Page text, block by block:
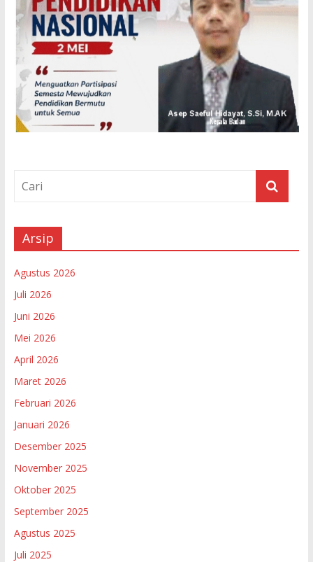
Arsip
Agustus 2026
Juli 2026
Juni 2026
Mei 2026
April 2026
Maret 2026
Februari 2026
Januari 2026
Desember 2025
November 2025
Oktober 2025
September 2025
Agustus 2025
Juli 2025